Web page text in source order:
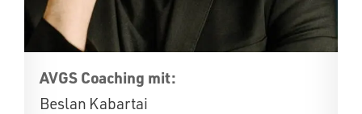
AVGS Coaching mit:
Beslan Kabartai